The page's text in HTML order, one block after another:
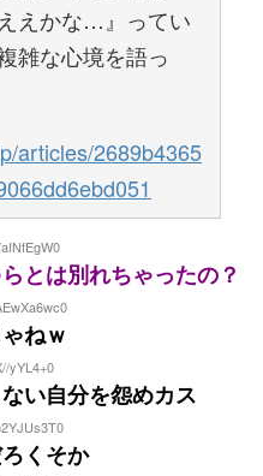
えかな…』ってい
雑な心境を語っ
articles/2689b4365
とは別れちゃったの？
ねｗ
yYL4+0
い自分を怨めカス
くそか